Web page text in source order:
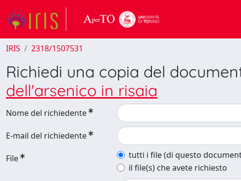
IRIS 2318/1507531
Richiedi una copia del
dell'arsenico in risaia
Nome del richiedente
E-mail del richiedente
File
tutti i file (di questo
il file(s) che avete richiesto